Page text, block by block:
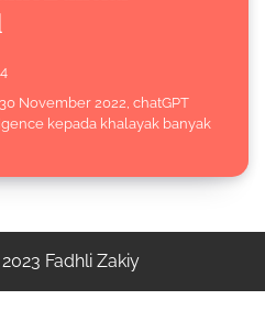
November 2022, chatGPT
kepada khalayak banyak